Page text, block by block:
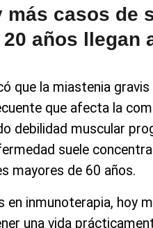
más casos de
años llegan
que la miastenia
que afecta la
debilidad muscular
suele
mayores de 60 años.
en inmunoterapia, hoy
una vida